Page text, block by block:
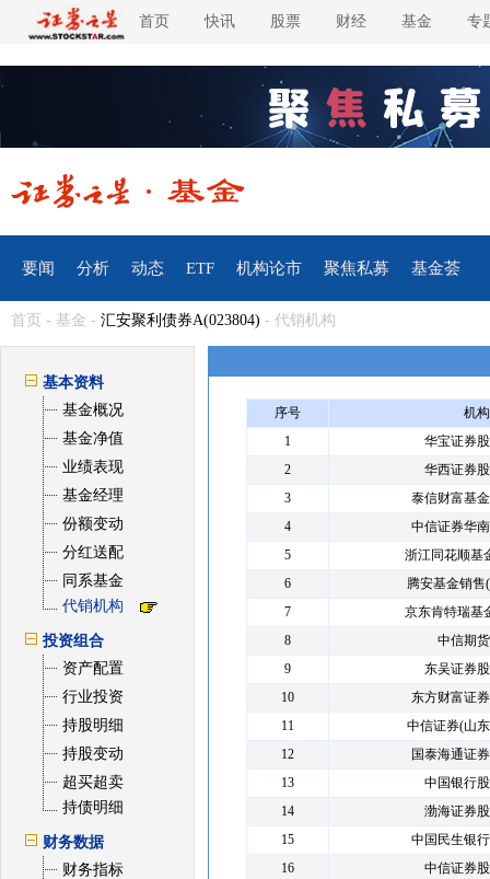
首页 快讯 股票 财经 基金 专
要闻 分析 动态 ETF 机构论市 聚焦私募 基金荟
首页 - 基金 - 汇安聚利债券A(023804) - 代销机构
基本资料
基金概况
基金净值
业绩表现
基金经理
份额变动
分红送配
同系基金
代销机构
投资组合
资产配置
行业投资
持股明细
持股变动
超买超卖
持债明细
财务数据
财务指标
序号
机
1
华宝证券
2
华西证券
3
泰信财富基
4
中信证券华
5
浙江同花顺基
6
腾安基金销
7
京东肯特瑞基
8
中信期
9
东吴证券
10
东方财富证
11
中信证券(山
12
国泰海通证
13
中国银行
14
渤海证券
15
中国民生银
16
中信证券